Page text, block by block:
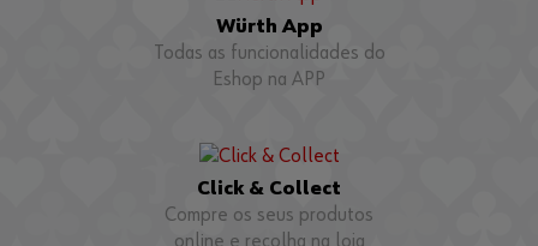
Würth App
Todas as funcionalidades do
Eshop na APP
Click & Collect
Compre os seus produtos
online e recolha na loja